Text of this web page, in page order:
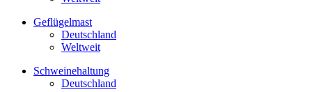
Geflügelmast
Deutschland
Weltweit
Schweinehaltung
Deutschland